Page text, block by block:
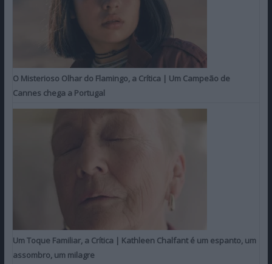
O Misterioso Olhar do Flamingo, a Crítica | Um Campeão de
Cannes chega a Portugal
Um Toque Familiar, a Crítica | Kathleen Chalfant é um espanto, um
assombro, um milagre